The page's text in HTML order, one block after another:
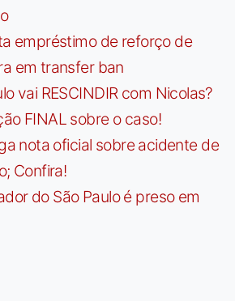
empréstimo de reforço de
em transfer ban
vai RESCINDIR com Nicolas?
FINAL sobre o caso!
nota oficial sobre acidente de
Confira!
do São Paulo é preso em